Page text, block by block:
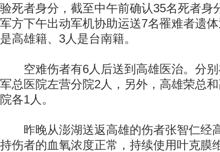
验死者身分，截至中午前确认35名死者身
军方下午出动军机协助运送7名罹难者遗
是高雄籍、3人是台南籍。
空难伤者有6人后送到高雄医治。分别
军总医院左营分院2人，另外，高雄荣总
院各1人。
昨晚从澎湖送返高雄的伤者张智仁经
持伤者的血氧浓度正常，持续使用叶克膜